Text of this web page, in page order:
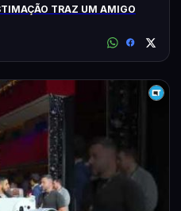
TRAZ UM AMIGO